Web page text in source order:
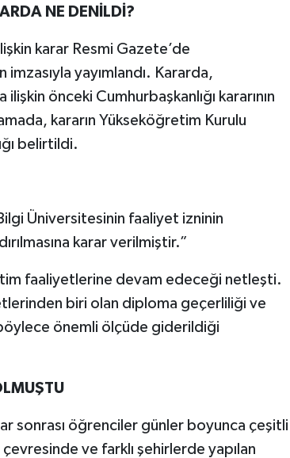
NE DENİLDİ?
karar Resmi Gazete’de
imzasıyla yayımlandı. Kararda,
önceki Cumhurbaşkanlığı kararının
kararın Yükseköğretim Kurulu
belirtildi.
Üniversitesinin faaliyet izninin
karar verilmiştir.”
faaliyetlerine devam edeceği netleşti.
biri olan diploma geçerliliği ve
önemli ölçüde giderildiği
sonrası öğrenciler günler boyunca çeşitli
ve farklı şehirlerde yapılan